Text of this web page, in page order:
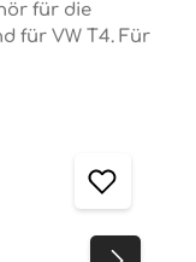
für die
für VW T4. Für